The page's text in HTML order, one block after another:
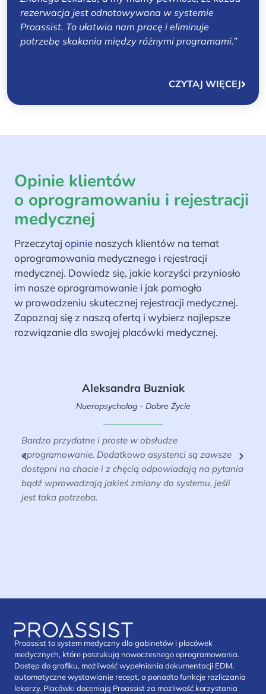
rezerwacja jest odnotowywana w systemie
Proassist. To ułatwia nam pracę i eliminuje
potrzebę skakania między różnymi programami.”
CZYTAJ WIĘCEJ
Opinie klientów
o oprogramowaniu i rejestracji
medycznej
Przeczytaj opinie naszych klientów na temat
oprogramowania medycznego i rejestracji
medycznej. Dowiedz się, jakie korzyści przyniosło
im nasze oprogramowanie i jak pomogło
w prowadzeniu skutecznej rejestracji medycznej.
Zapoznaj się z naszą ofertą i wybierz najlepsze
rozwiązanie dla swojej placówki medycznej.
Aleksandra Buzniak
Nueropsycholog - Dobre Życie
Bardzo przydatne i proste w obsłudze
oprogramowanie. Dodatkowo asystenci są zawsze
dostępni na chacie i z chęcią odpowiadają na pytania
bądź wprowadzają jakieś zmiany do systemu, jeśli
jest taka potrzeba.
Proassist to system medyczny dla gabinetów i placówek
medycznych, które poszukują nowoczesnego oprogramowania.
Dostęp do grafiku, możliwość wypełniania dokumentacji EDM,
automatyczne wystawianie recept, a ponadto funkcje rozliczania
lekarzy. Placówki doceniają Proassist za możliwość korzystania